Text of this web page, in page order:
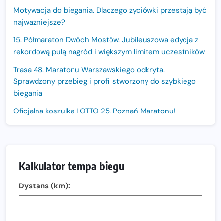
Motywacja do biegania. Dlaczego życiówki przestają być
najważniejsze?
15. Półmaraton Dwóch Mostów. Jubileuszowa edycja z
rekordową pulą nagród i większym limitem uczestników
Trasa 48. Maratonu Warszawskiego odkryta.
Sprawdzony przebieg i profil stworzony do szybkiego
biegania
Oficjalna koszulka LOTTO 25. Poznań Maratonu!
Ostatnie wolne miejsca na jubileuszowy Bieg
Fabrykanta. Organizatorzy odkrywają trasę dzień po
Złota Seria 42 rośnie. Coraz więcej maratończyków
Kalkulator tempa biegu
Dystans (km):